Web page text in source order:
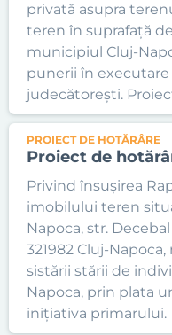
privată asupra
teren în suprafață
municipiul Cluj-
punerii în executare
judecătorești.
PROIECT DE HOTĂRÂRE
Proiect de
Privind însușirea
imobilului teren
Napoca, str.
321982 Cluj-Napoca,
sistării stării de
Napoca, prin plata
inițiativa primarului.